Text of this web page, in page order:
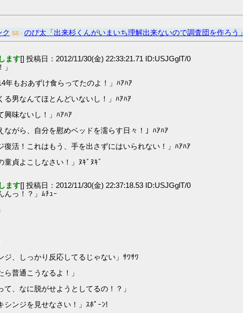
ク SS： のび太「出来杉くんがいまいち理解出来ないので調査団を作ろう」
ます[] 投稿日：2012/11/30(金) 22:33:21.71 ID:USJGglT/0
年もおあずけ食らってたのよ！」ﾊｱﾊｱ
男なんてほとんどいないし！」ﾊｱﾊｱ
興味ないし！」ﾊｱﾊｱ
がら、自分を慰めベッドを濡らす日々！」ﾊｱﾊｱ
活！これはもう、手を出さずにはいられない！」ﾊｱﾊｱ
貞よこしなさい！」ﾇｷﾞﾇｷﾞ
ます[] 投稿日：2012/11/30(金) 22:37:18.53 ID:USJGglT/0
んっ！？」ﾑﾁｭｰ
、しっかり反応してるじゃない」ｻﾜｻﾜ
普通こうなるよ！」
、なに脱がせようとしてるの！？」
シンジを見せなさい！」ｽﾎﾟｰﾝ!